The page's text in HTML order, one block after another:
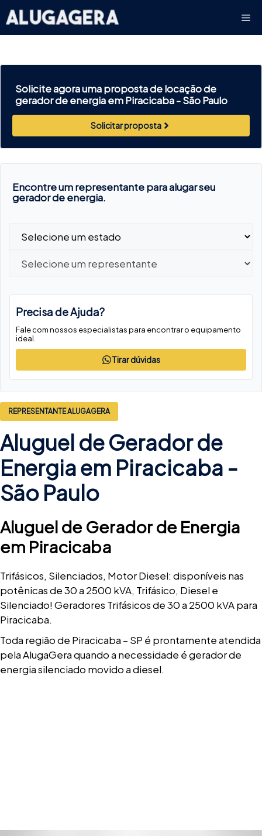
para
o
Solicite agora uma proposta de locação de
gerador de energia em Piracicaba -São Paulo
Solicitar proposta
Encontre um representante para alugar seu
gerador de energia.
Precisa de Ajuda?
Fale com nossos especialistas para encontrar o equipamento
ideal.
Tirar dúvidas
REPRESENTANTE ALUGAGERA
Aluguel de Gerador de
Energia em Piracicaba -
São Paulo
Aluguel de Gerador de Energia
em Piracicaba
Trifásicos, Silenciados, Motor Diesel: disponíveis nas
potênicas de 30 a 2500 kVA, Trifásico, Diesel e
Silenciado! Geradores Trifásicos de 30 a 2500 kVA para
Piracicaba.
Toda região de Piracicaba – SP é prontamente atendida
pela AlugaGera quando a necessidade é gerador de
energia silenciado movido a diesel.